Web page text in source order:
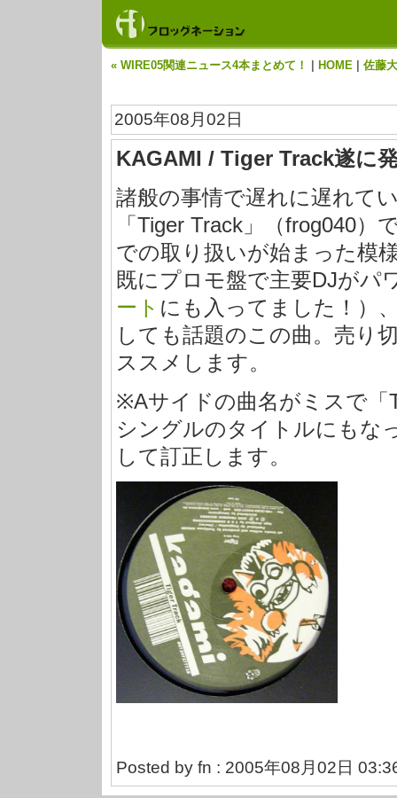
« WIRE05関連ニュース4本まとめて！ HOME 佐藤
2005年08月02日
KAGAMI / Tiger Track遂に
諸般の事情で遅れに遅れて
「Tiger Track」（frog040
での取り扱いが始まった模
既にプロモ盤で主要DJがパ
ート にも入ってました！）
しても話題のこの曲。売り
ススメします。
※Aサイドの曲名がミスで「
シングルのタイトルにもな
して訂正します。
Posted by fn : 2005年08月02日